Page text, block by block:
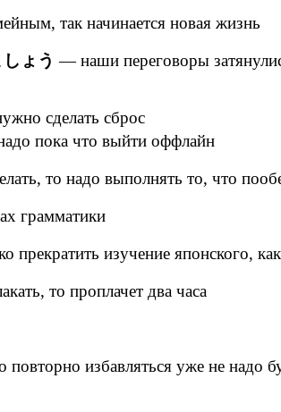
так начинается новая жизнь
ょう — наши переговоры
сделать сброс
пока что выйти оффлайн
то надо выполнять то, что
грамматики
прекратить изучение японского,
то проплачет два часа
избавляться уже не надо